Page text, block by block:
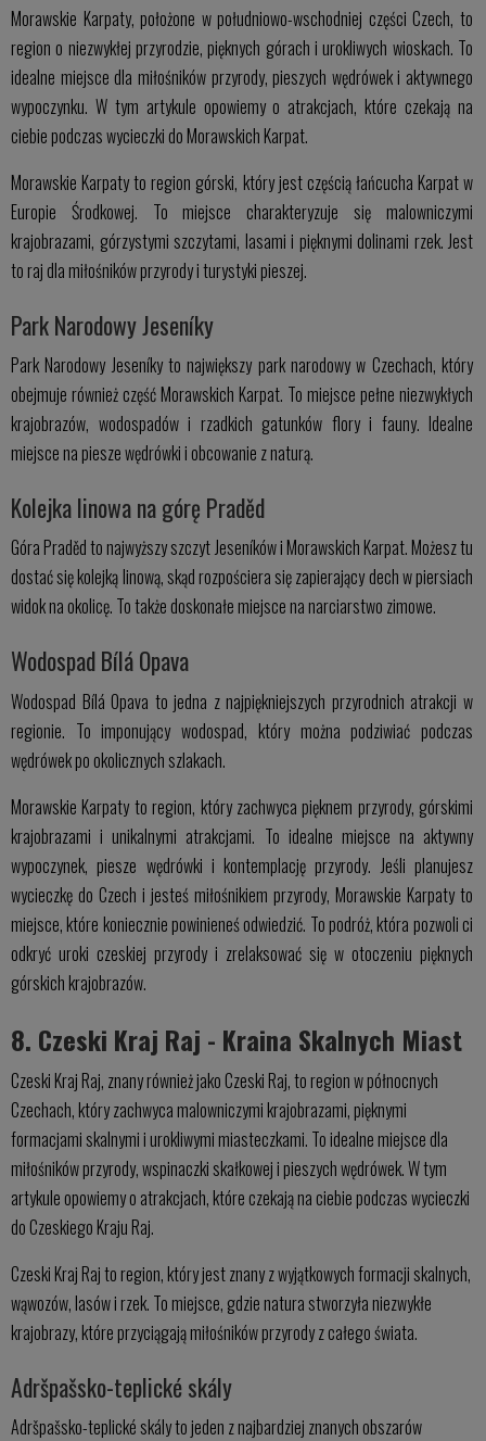
Morawskie Karpaty, położone w południowo-wschodniej części Czech, to
region o niezwykłej przyrodzie, pięknych górach i urokliwych wioskach. To
idealne miejsce dla miłośników przyrody, pieszych wędrówek i aktywnego
wypoczynku. W tym artykule opowiemy o atrakcjach, które czekają na
ciebie podczas wycieczki do Morawskich Karpat.
Morawskie Karpaty to region górski, który jest częścią łańcucha Karpat w
Europie Środkowej. To miejsce charakteryzuje się malowniczymi
krajobrazami, górzystymi szczytami, lasami i pięknymi dolinami rzek. Jest
to raj dla miłośników przyrody i turystyki pieszej.
Park Narodowy Jeseníky
Park Narodowy Jeseníky to największy park narodowy w Czechach, który
obejmuje również część Morawskich Karpat. To miejsce pełne niezwykłych
krajobrazów, wodospadów i rzadkich gatunków flory i fauny. Idealne
miejsce na piesze wędrówki i obcowanie z naturą.
Kolejka linowa na górę Praděd
Góra Praděd to najwyższy szczyt Jeseníków i Morawskich Karpat. Możesz tu
dostać się kolejką linową, skąd rozpościera się zapierający dech w piersiach
widok na okolicę. To także doskonałe miejsce na narciarstwo zimowe.
Wodospad Bílá Opava
Wodospad Bílá Opava to jedna z najpiękniejszych przyrodnich atrakcji w
regionie. To imponujący wodospad, który można podziwiać podczas
wędrówek po okolicznych szlakach.
Morawskie Karpaty to region, który zachwyca pięknem przyrody, górskimi
krajobrazami i unikalnymi atrakcjami. To idealne miejsce na aktywny
wypoczynek, piesze wędrówki i kontemplację przyrody. Jeśli planujesz
wycieczkę do Czech i jesteś miłośnikiem przyrody, Morawskie Karpaty to
miejsce, które koniecznie powinieneś odwiedzić. To podróż, która pozwoli ci
odkryć uroki czeskiej przyrody i zrelaksować się w otoczeniu pięknych
górskich krajobrazów.
8. Czeski Kraj Raj - Kraina Skalnych Miast
Czeski Kraj Raj, znany również jako Czeski Raj, to region w północnych
Czechach, który zachwyca malowniczymi krajobrazami, pięknymi
formacjami skalnymi i urokliwymi miasteczkami. To idealne miejsce dla
miłośników przyrody, wspinaczki skałkowej i pieszych wędrówek. W tym
artykule opowiemy o atrakcjach, które czekają na ciebie podczas wycieczki
do Czeskiego Kraju Raj.
Czeski Kraj Raj to region, który jest znany z wyjątkowych formacji skalnych,
wąwozów, lasów i rzek. To miejsce, gdzie natura stworzyła niezwykłe
krajobrazy, które przyciągają miłośników przyrody z całego świata.
Adršpašsko-teplické skály
Adršpašsko-teplické skály to jeden z najbardziej znanych obszarów